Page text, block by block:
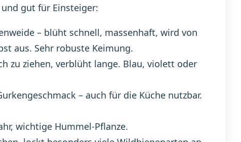
gut für Einsteiger:
– blüht schnell, massenhaft, wird von
aus. Sehr robuste Keimung.
zu ziehen, verblüht lange. Blau, violett oder
– auch für die Küche nutzbar.
wichtige Hummel-Pflanze.